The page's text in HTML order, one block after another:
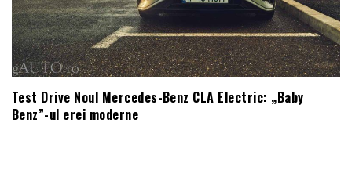
Test Drive Noul Mercedes-Benz CLA Electric: „Baby
Benz”-ul erei moderne